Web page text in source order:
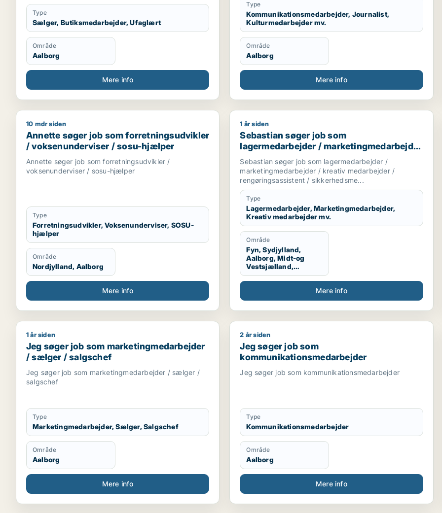
Type
Sælger, Butiksmedarbejder, Ufaglært
Område
Aalborg
Mere info
Type
Kommunikationsmedarbejder, Journalist,
Kulturmedarbejder mv.
Område
Aalborg
Mere info
Annette søger job som forretningsudvikler / voksenunderviser / sosu-hjælper
10 mdr siden
Annette søger job som forretningsudvikler
/ voksenunderviser / sosu-hjælper
Annette søger job som forretningsudvikler /
voksenunderviser / sosu-hjælper
Type
Forretningsudvikler, Voksenunderviser, SOSU-
hjælper
Område
Nordjylland, Aalborg
Mere info
Sebastian søger job som lagermedarbejder /
1 år siden
Sebastian søger job som
lagermedarbejder / marketingmedarbejder
/ kreativ medarbejder /
rengøringsassistent /
sikkerhedsmedarbejder
Sebastian søger job som lagermedarbejder /
marketingmedarbejder / kreativ medarbejder /
rengøringsassistent / sikkerhedsme...
Type
Lagermedarbejder, Marketingmedarbejder,
Kreativ medarbejder mv.
Område
Fyn, Sydjylland,
Aalborg, Midt-og
Vestsjælland,
Sydsjælland, Hele
Danmark, Vestjylland,
Mere info
Jeg søger job som marketingmedarbejder / sælger / salgschef
1 år siden
Jeg søger job som marketingmedarbejder
/ sælger / salgschef
Jeg søger job som marketingmedarbejder / sælger /
salgschef
Type
Marketingmedarbejder, Sælger, Salgschef
Område
Aalborg
Mere info
Jeg søger job som kommunikationsmedarbejder
2 år siden
Jeg søger job som
kommunikationsmedarbejder
Jeg søger job som kommunikationsmedarbejder
Type
Kommunikationsmedarbejder
Område
Aalborg
Mere info